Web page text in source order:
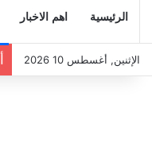
الرئيسية اهم الاخبار
الإثنين, أغسطس 10 2026